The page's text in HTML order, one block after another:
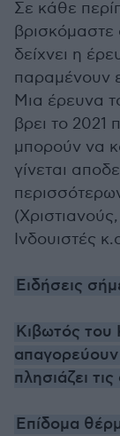
Σε κάθε
δείχνει η
παραμένουν
Μια έρευνα
βρει το 2021
μπορούν να
γίνεται
Ινδουιστές
Ειδήσεις
Κιβωτός του
πλησιάζει
Επίδομα